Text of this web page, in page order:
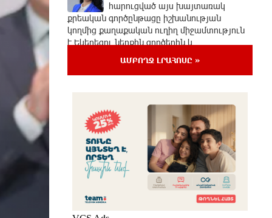
հարուցված այս խայտառակ
քրեական գործընթացը իշխանության
կողմից քաղաքական ուղիղ միջամտություն
է Եկեղեցու ներքին գործերին և
ժողովում այս պահին ընթանում է
Արամ Վարդևանյանի՝ ԱԺ
նախագահի տեղակալի ընտրությունը
44 րոպե առաջ
Առանց հանքարդյունաբերության
տեխնոլոգիական առաջընթացն
ԱՄԲՈՂՋ ԼՐԱՀՈՍԸ »